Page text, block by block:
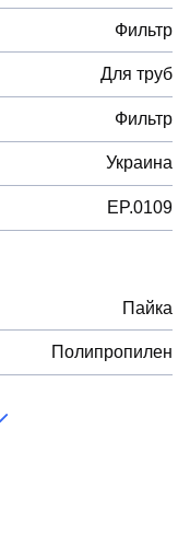
Фильтр
Для труб
Фильтр
Украина
EP.0109
Пайка
Полипропилен